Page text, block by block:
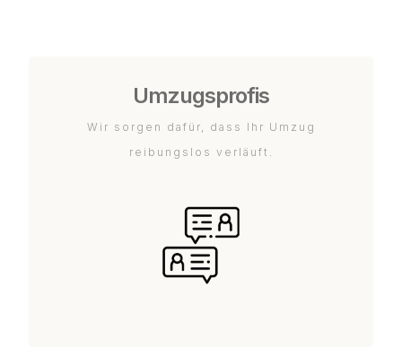
Umzugsprofis
Wir sorgen dafür, dass Ihr Umzug
reibungslos verläuft.